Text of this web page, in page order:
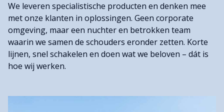
We leveren specialistische producten en denken mee
met onze klanten in oplossingen. Geen corporate
omgeving, maar een nuchter en betrokken team
waarin we samen de schouders eronder zetten. Korte
lijnen, snel schakelen en doen wat we beloven – dát is
hoe wij werken.